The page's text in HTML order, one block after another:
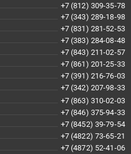
+7 (812) 309-35-78
+7 (343) 289-18-98
+7 (831) 281-52-53
+7 (383) 284-08-48
+7 (843) 211-02-57
+7 (861) 201-25-33
+7 (391) 216-76-03
+7 (342) 207-98-33
+7 (863) 310-02-03
+7 (846) 375-94-33
+7 (8452) 39-79-54
+7 (4822) 73-65-21
+7 (4872) 52-41-06